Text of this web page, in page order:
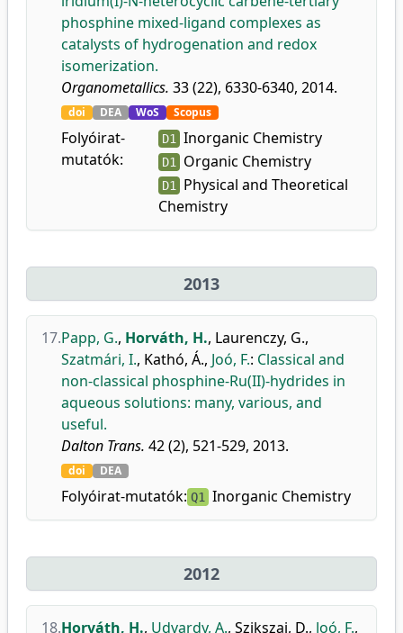
phosphine mixed-ligand complexes as
catalysts of hydrogenation and redox
isomerization.
Organometallics. 33 (22), 6330-6340, 2014.
doi DEA WoS Scopus
Folyóirat-
mutatók:
D1 Inorganic Chemistry
D1 Organic Chemistry
D1
Physical and Theoretical
Chemistry
2013
17.Papp, G., Horváth, H., Laurenczy, G.,
Szatmári, I., Kathó, Á., Joó, F.: Classical and
non-classical phosphine-Ru(II)-hydrides in
aqueous solutions: many, various, and
useful.
Dalton Trans. 42 (2), 521-529, 2013.
doi DEA
Folyóirat-mutatók: Q1 Inorganic Chemistry
2012
18.Horváth, H., Udvardy, A., Szikszai, D., Joó, F.,